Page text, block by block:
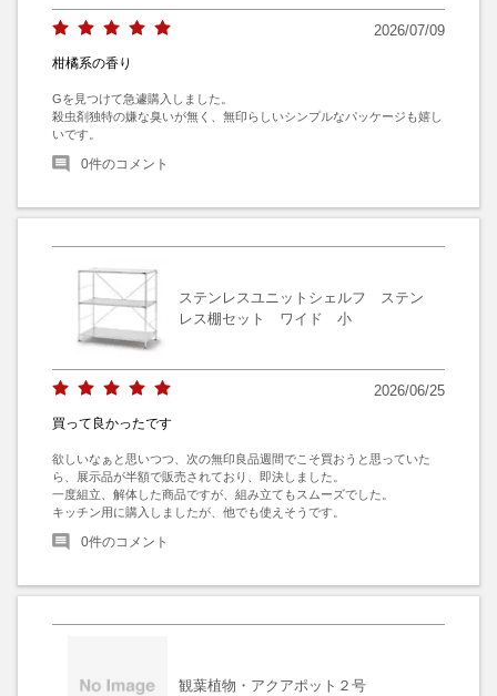
2026/07/09
柑橘系の香り
Gを見つけて急遽購入しました。
殺虫剤独特の嫌な臭いが無く、無印らしいシンプルなパッケージも嬉し
いです。
0件のコメント
ステンレスユニットシェルフ ステン
レス棚セット ワイド 小
2026/06/25
買って良かったです
欲しいなぁと思いつつ、次の無印良品週間でこそ買おうと思っていた
ら、展示品が半額で販売されており、即決しました。
一度組立、解体した商品ですが、組み立てもスムーズでした。
キッチン用に購入しましたが、他でも使えそうです。
0件のコメント
観葉植物・アクアポット２号